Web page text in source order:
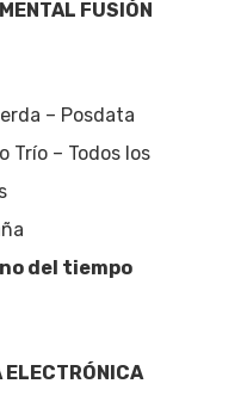
FUSIÓN
– Posdata
Trío – Todos los
del tiempo
ELECTRÓNICA